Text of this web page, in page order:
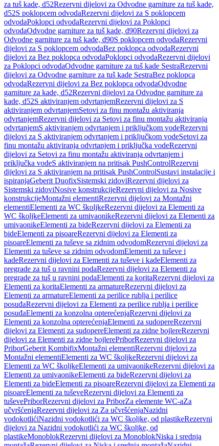
za tuš kade, d52Rezervni dijelovi za Odvodne garniture za tuš kade,
d52S poklopcem odvodaRezervni dijelovi za S poklopcem
odvodaPoklopci odvodaRezervni dijelovi za Poklopci
odvodaOdvodne garniture za tuš kade, d90Rezervni dijelovi za
Odvodne garniture za tuš kade, d90S poklopcem odvodaRezervni
dijelovi za S poklopcem odvodaBez poklopca odvodaRezervni
dijelovi za Bez poklopca odvodaPoklopci odvodaRezervni dijelovi
za Poklopci odvodaOdvodne garniture za tuš kade SestraRezervni
dijelovi za Odvodne garniture za tuš kade SestraBez poklopca
odvodaRezervni dijelovi za Bez poklopca odvodaOdvodne
garniture za kade, d52Rezervni dijelovi za Odvodne garniture za
kade, d52S aktiviranjem odvrtanjemRezervni dijelovi za S
aktiviranjem odvrtanjemSetovi za finu montažu aktiviranja
odvrtanjemRezervni dijelovi za Setovi za finu montažu aktiviranja
odvrtanjemS aktiviranjem odvrtanjem i priključkom vodeRezervni
dijelovi za S aktiviranjem odvrtanjem i priključkom vodeSetovi za
finu montažu aktiviranja odvrtanjem i priključka vodeRezervni
dijelovi za Setovi za finu montažu aktiviranja odvrtanjem i
priključka vodeS aktiviranjem na pritisak PushControlRezervni
dijelovi za S aktiviranjem na pritisak PushControlSustavi instalacije i
ispiranjaGeberit DuofixSistemski zidoviRezervni dijelovi za
Sistemski zidoviNosive konstrukcijeRezervni dijelovi za Nosive
konstrukcijeMontažni elementiRezervni dijelovi za Montažni
elementiElementi za WC školjkeRezervni dijelovi za Elementi za
WC školjkeElementi za umivaonikeRezervni dijelovi za Elementi za
umivaonikeElementi za bideRezervni dijelovi za Elementi za
bideElementi za pisoareRezervni dijelovi za Elementi za
pisoareElementi za tuševe sa zidnim odvodomRezervni dijelovi za
Elementi za tuševe sa zidnim odvodomElementi za tuševe i
kadeRezervni dijelovi za Elementi za tuševe i kadeElementi za
pregrade za tuš u ravnini podaRezervni dijelovi za Elementi za
pregrade za tuš u ravnini podaElementi za koritaRezervni dijelovi za
Elementi za koritaElementi za armatureRezervni dijelovi za
Elementi za armatureElementi za perilice rublja i perilice
posuđaRezervni dijelovi za Elementi za perilice rublja i perilice
posuđaElementi za konzolna opterećenjaRezervni dijelovi za
Elementi za konzolna opterećenjaElementi za sudopereRezervni
dijelovi za Elementi za sudopereElementi za zidne bojlereRezervni
dijelovi za Elementi za zidne bojlerePriborRezervni dijelovi za
PriborGeberit KombifixMontažni elementiRezervni dijelovi za
Montažni elementiElementi za WC školjkeRezervni dijelovi za
Elementi za WC školjkeElementi za umivaonikeRezervni dijelovi za
Elementi za umivaonikeElementi za bideRezervni dijelovi za
Elementi za bideElementi za pisoareRezervni dijelovi za Elementi za
pisoareElementi za tuševeRezervni dijelovi za Elementi za
tuševePriborRezervni dijelovi za PriborZa elemente WC-aZa
učvršćenjaRezervni dijelovi za Za učvršćenjaNazidni
vodokotlićiNazidni vodokotlići za WC školjke, od plastikeRezervni
dijelovi za Nazidni vodokotlići za WC školjke, od
plastikeMonoblokRezervni dijelovi za MonoblokNiska i srednja